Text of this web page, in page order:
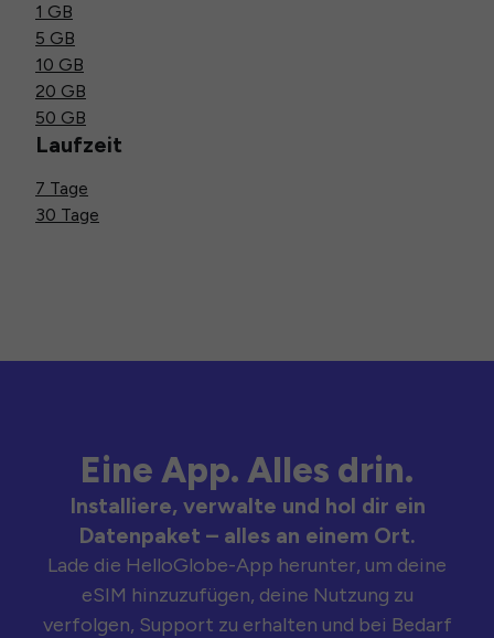
1 GB
5 GB
10 GB
20 GB
50 GB
Laufzeit
7 Tage
30 Tage
Eine App. Alles drin.
Installiere, verwalte und hol dir ein
Datenpaket – alles an einem Ort.
Lade die HelloGlobe-App herunter, um deine
eSIM hinzuzufügen, deine Nutzung zu
verfolgen, Support zu erhalten und bei Bedarf